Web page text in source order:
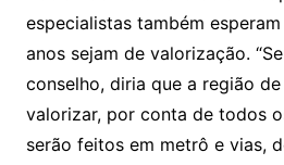
especialistas também
anos sejam de valorização.
conselho, diria que a região
valorizar, por conta de todos
serão feitos em metrô e vias,